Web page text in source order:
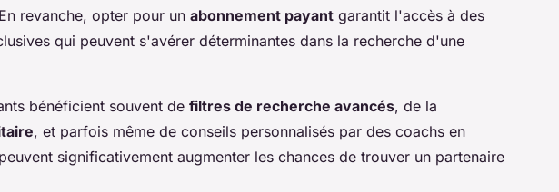
revanche, opter pour un abonnement payant garantit l'accès à des
qui peuvent s'avérer déterminantes dans la recherche d'une
bénéficient souvent de filtres de recherche avancés, de la
, et parfois même de conseils personnalisés par des coachs en
significativement augmenter les chances de trouver un partenaire